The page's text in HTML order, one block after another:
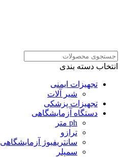
انتخاب دسته بندی
تجهیزات ایمنی
شیر آلات
تجهیزات پزشکی
دستگاه آزمایشگاهی
ph متر
ترازو
سانتریفیوژ آزمایشگاهی
سمپلر